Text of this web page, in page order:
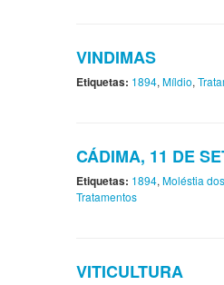
VINDIMAS
Etiquetas: 1894, Míldio,
CÁDIMA, 11 DE
Etiquetas: 1894, Moléstia
Tratamentos
VITICULTURA